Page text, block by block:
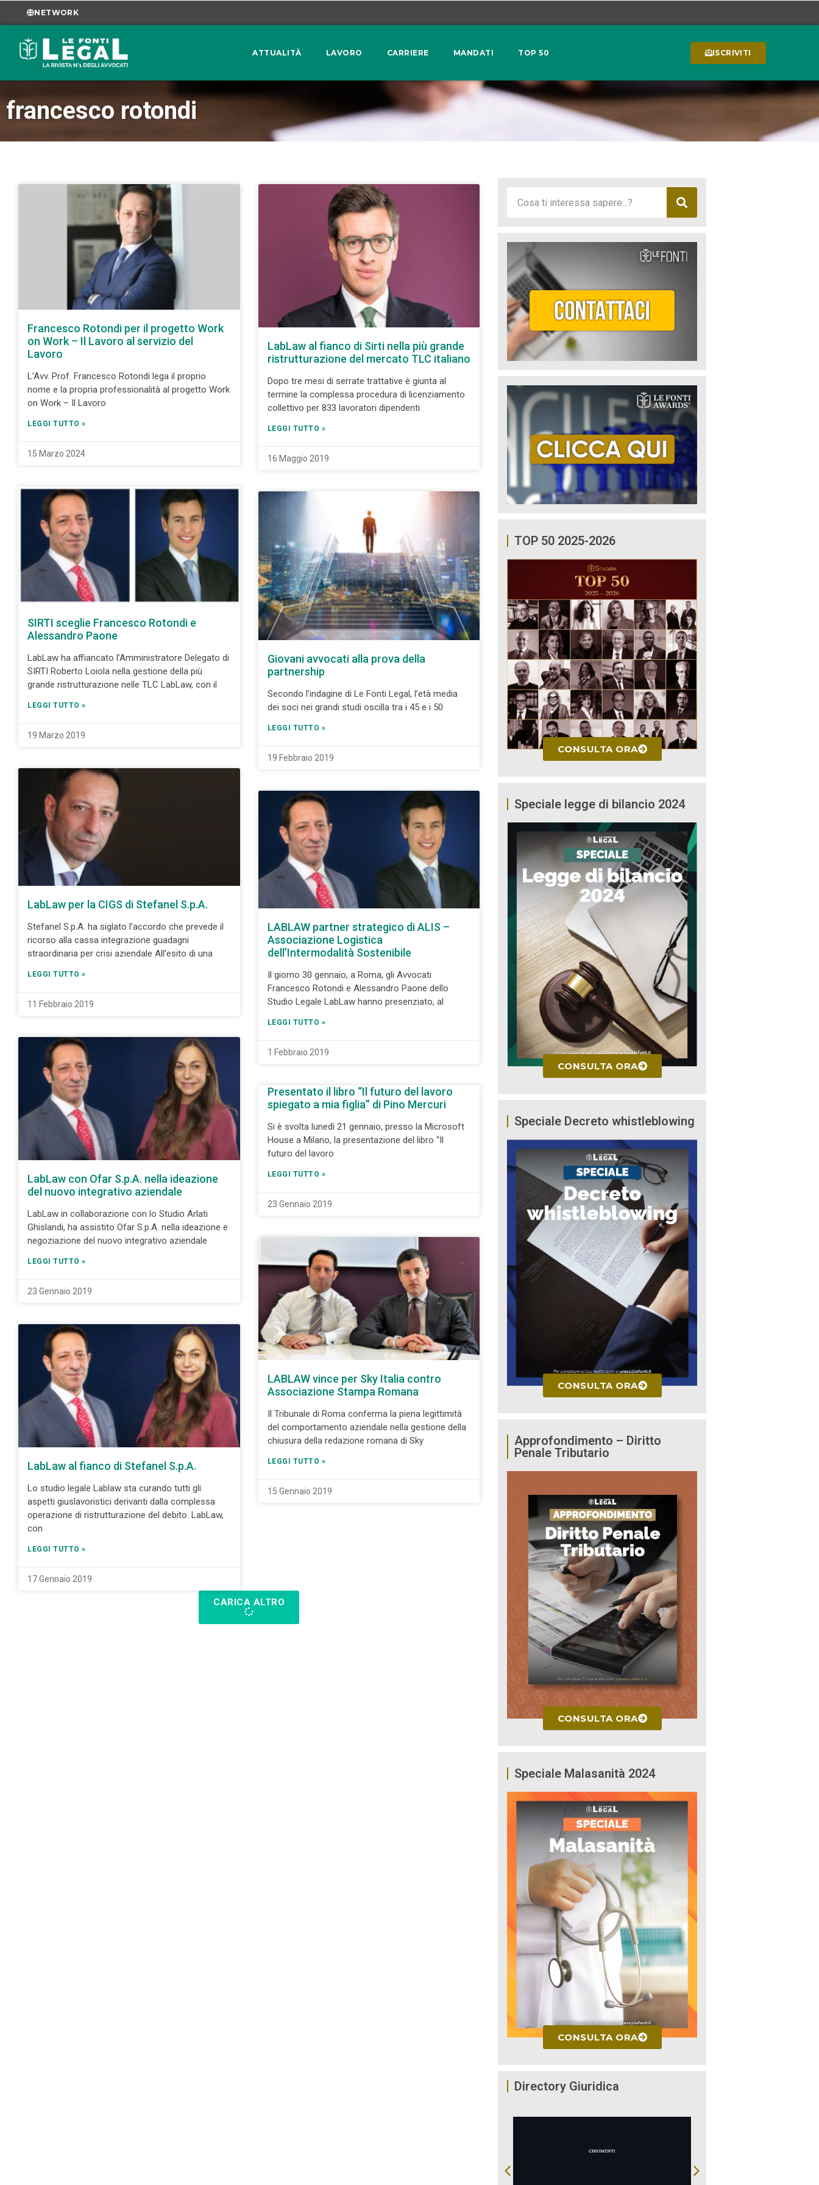
NETWORK
ATTUALITÀ LAVORO CARRIERE MANDATI TOP 50 ISCRIVITI
francesco rotondi
Francesco Rotondi per il progetto Work
on Work – Il Lavoro al servizio del
Lavoro
L’Avv. Prof. Francesco Rotondi lega il proprio
nome e la propria professionalità al progetto Work
on Work – Il Lavoro
LEGGI TUTTO »
15 Marzo 2024
LabLaw al fianco di Sirti nella più grande
ristrutturazione del mercato TLC italiano
Dopo tre mesi di serrate trattative è giunta al
termine la complessa procedura di licenziamento
collettivo per 833 lavoratori dipendenti
LEGGI TUTTO »
16 Maggio 2019
SIRTI sceglie Francesco Rotondi e
Alessandro Paone
LabLaw ha affiancato l’Amministratore Delegato di
SIRTI Roberto Loiola nella gestione della più
grande ristrutturazione nelle TLC LabLaw, con il
LEGGI TUTTO »
19 Marzo 2019
Giovani avvocati alla prova della
partnership
Secondo l’indagine di Le Fonti Legal, l’età media
dei soci nei grandi studi oscilla tra i 45 e i 50
LEGGI TUTTO »
19 Febbraio 2019
LabLaw per la CIGS di Stefanel S.p.A.
Stefanel S.p.A. ha siglato l’accordo che prevede il
ricorso alla cassa integrazione guadagni
straordinaria per crisi aziendale All’esito di una
LEGGI TUTTO »
11 Febbraio 2019
LABLAW partner strategico di ALIS –
Associazione Logistica
dell’Intermodalità Sostenibile
Il giorno 30 gennaio, a Roma, gli Avvocati
Francesco Rotondi e Alessandro Paone dello
Studio Legale LabLaw hanno presenziato, al
LEGGI TUTTO »
1 Febbraio 2019
LabLaw con Ofar S.p.A. nella ideazione
del nuovo integrativo aziendale
LabLaw in collaborazione con lo Studio Arlati
Ghislandi, ha assistito Ofar S.p.A. nella ideazione e
negoziazione del nuovo integrativo aziendale
LEGGI TUTTO »
23 Gennaio 2019
Presentato il libro “Il futuro del lavoro
spiegato a mia figlia” di Pino Mercuri
Si è svolta lunedì 21 gennaio, presso la Microsoft
House a Milano, la presentazione del libro “Il
futuro del lavoro
LEGGI TUTTO »
23 Gennaio 2019
LabLaw al fianco di Stefanel S.p.A.
Lo studio legale Lablaw sta curando tutti gli
aspetti giuslavoristici derivanti dalla complessa
operazione di ristrutturazione del debito. LabLaw,
con
LEGGI TUTTO »
17 Gennaio 2019
LABLAW vince per Sky Italia contro
Associazione Stampa Romana
Il Tribunale di Roma conferma la piena legittimità
del comportamento aziendale nella gestione della
chiusura della redazione romana di Sky
LEGGI TUTTO »
15 Gennaio 2019
CARICA ALTRO
TOP 50 2025-2026
CONSULTA ORA
Speciale legge di bilancio 2024
CONSULTA ORA
Speciale Decreto whistleblowing
CONSULTA ORA
Approfondimento – Diritto
Penale Tributario
CONSULTA ORA
Speciale Malasanità 2024
CONSULTA ORA
Directory Giuridica